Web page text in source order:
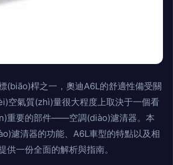
(biāo)桿之一，奧迪A6L的舒適性備受關
空氣質(zhì)量很大程度上取決于一個看
重要的部件——空調(diào)濾清器。本
濾清器的功能、A6L車型的特點以及相
供一份全面的解析與指南。